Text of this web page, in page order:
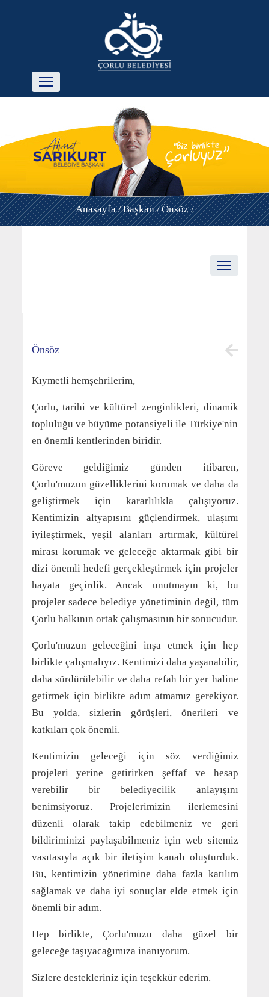
Anasayfa /Başkan /Önsöz /
Önsöz
Kıymetli hemşehrilerim,
Çorlu, tarihi ve kültürel zenginlikleri, dinamik
topluluğu ve büyüme potansiyeli ile Türkiye'nin
en önemli kentlerinden biridir.
Göreve geldiğimiz günden itibaren,
Çorlu'muzun güzelliklerini korumak ve daha da
geliştirmek için kararlılıkla çalışıyoruz.
Kentimizin altyapısını güçlendirmek, ulaşımı
iyileştirmek, yeşil alanları artırmak, kültürel
mirası korumak ve geleceğe aktarmak gibi bir
dizi önemli hedefi gerçekleştirmek için projeler
hayata geçirdik. Ancak unutmayın ki, bu
projeler sadece belediye yönetiminin değil, tüm
Çorlu halkının ortak çalışmasının bir sonucudur.
Çorlu'muzun geleceğini inşa etmek için hep
birlikte çalışmalıyız. Kentimizi daha yaşanabilir,
daha sürdürülebilir ve daha refah bir yer haline
getirmek için birlikte adım atmamız gerekiyor.
Bu yolda, sizlerin görüşleri, önerileri ve
katkıları çok önemli.
Kentimizin geleceği için söz verdiğimiz
projeleri yerine getirirken şeffaf ve hesap
verebilir bir belediyecilik anlayışını
benimsiyoruz. Projelerimizin ilerlemesini
düzenli olarak takip edebilmeniz ve geri
bildiriminizi paylaşabilmeniz için web sitemiz
vasıtasıyla açık bir iletişim kanalı oluşturduk.
Bu, kentimizin yönetimine daha fazla katılım
sağlamak ve daha iyi sonuçlar elde etmek için
önemli bir adım.
Hep birlikte, Çorlu'muzu daha güzel bir
geleceğe taşıyacağımıza inanıyorum.
Sizlere destekleriniz için teşekkür ederim.